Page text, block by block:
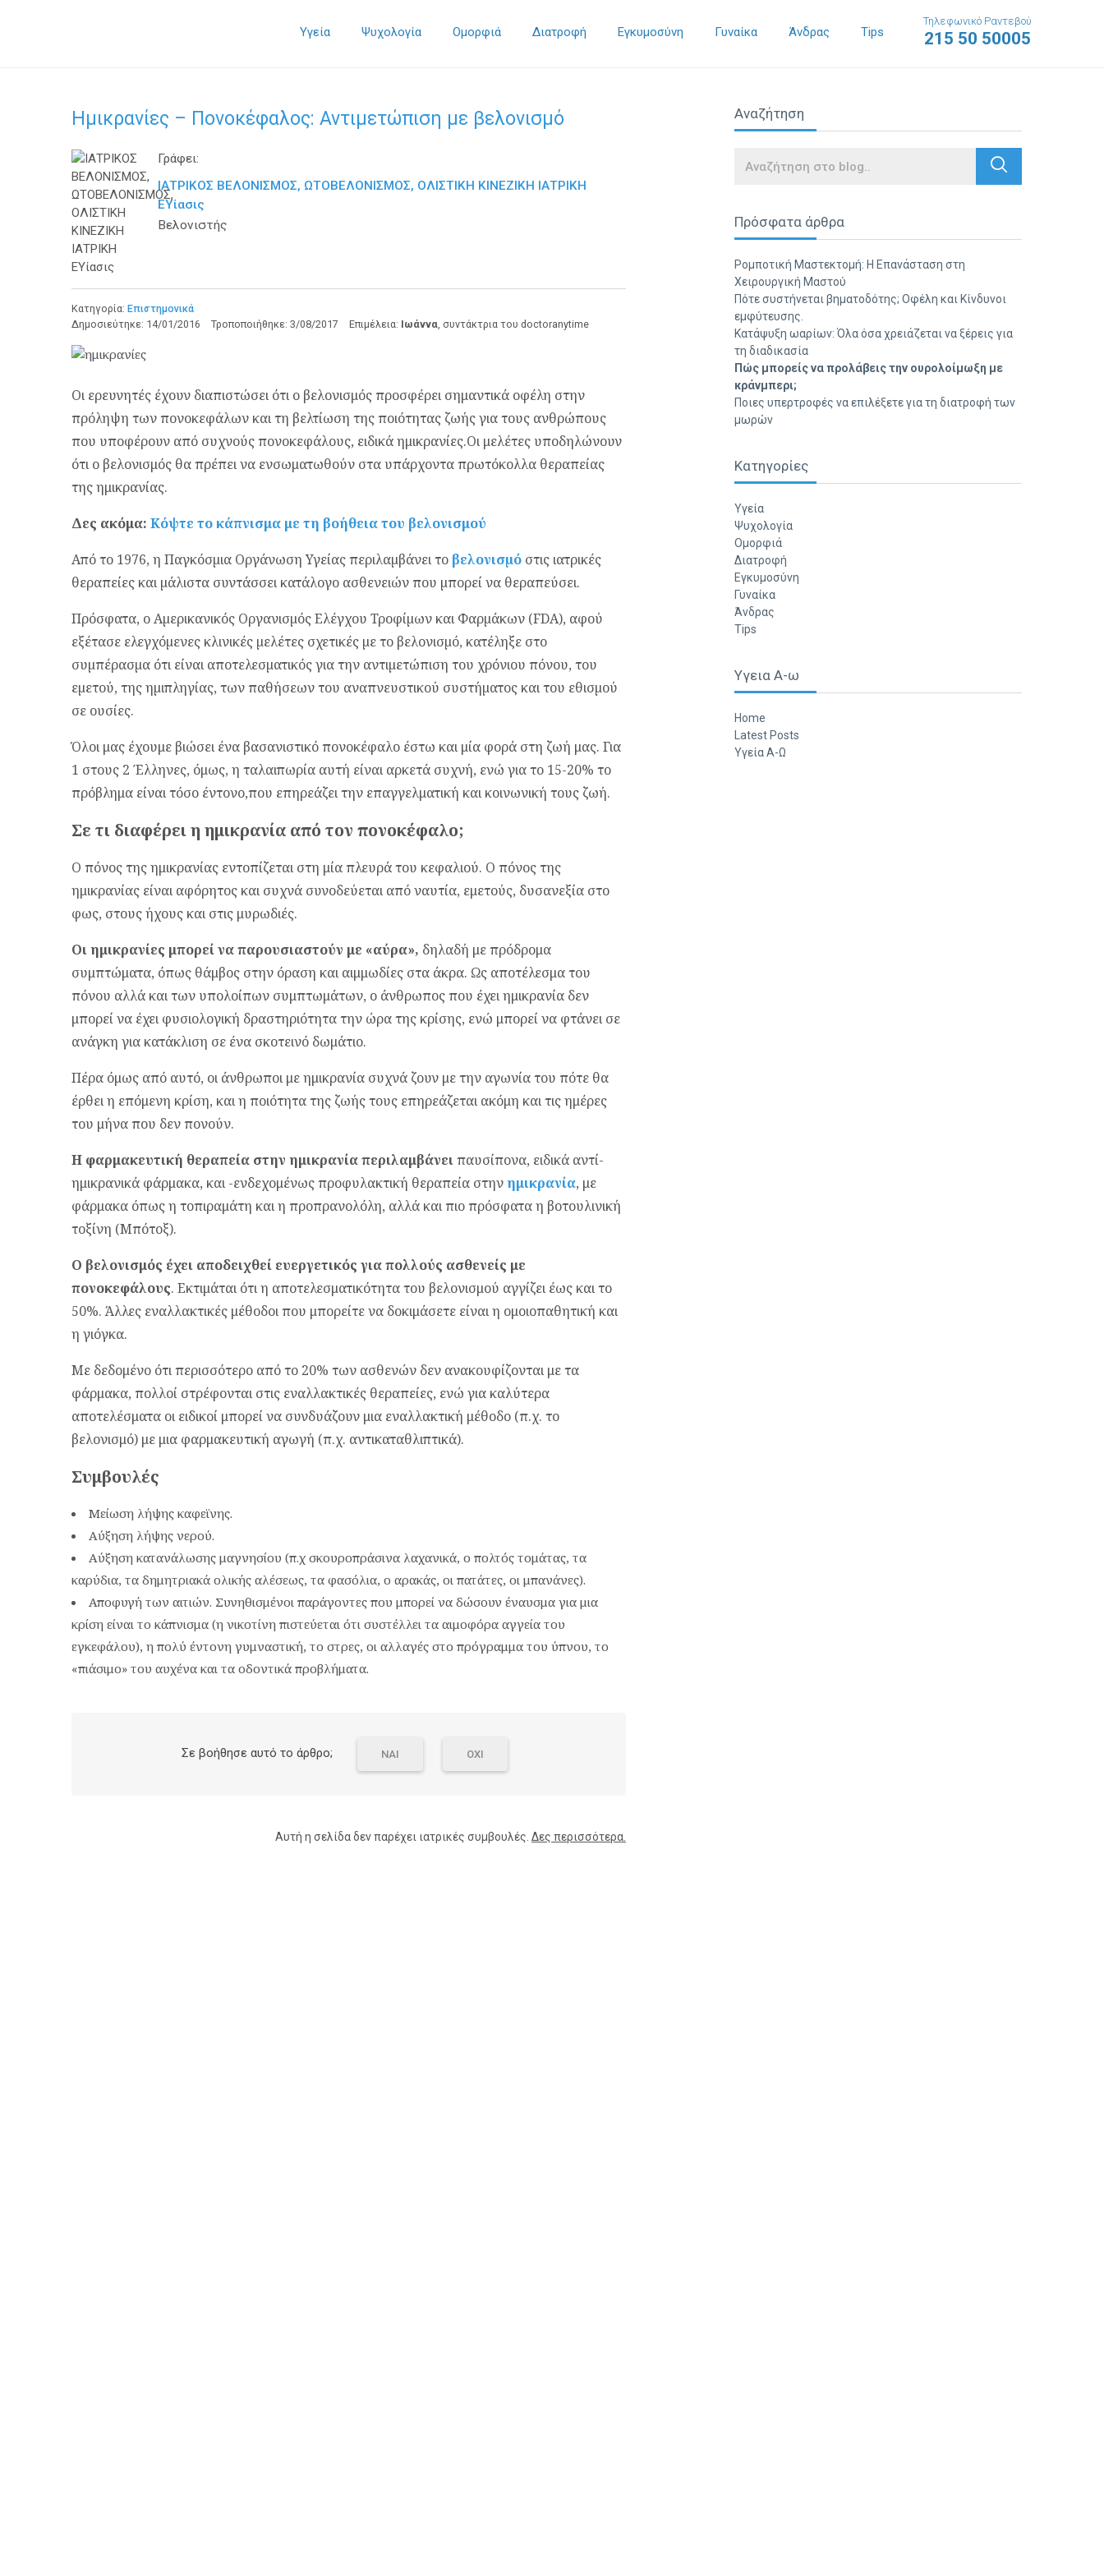
Υγεία Ψυχολογία Ομορφιά Διατροφή Εγκυμοσύνη Γυναίκα Άνδρας Tips
Τηλεφωνικό Ραντεβού
215 50 50005
Ημικρανίες – Πονοκέφαλος: Αντιμετώπιση με βελονισμό
Γράφει:
ΙΑΤΡΙΚΟΣ ΒΕΛΟΝΙΣΜΟΣ, ΩΤΟΒΕΛΟΝΙΣΜΟΣ, ΟΛΙΣΤΙΚΗ ΚΙΝΕΖΙΚΗ ΙΑΤΡΙΚΗ
ΕΥίασις
Βελονιστής
Κατηγορία: Επιστημονικά
Δημοσιεύτηκε: 14/01/2016 Τροποποιήθηκε: 3/08/2017 Επιμέλεια: Ιωάννα, συντάκτρια του doctoranytime
Οι ερευνητές έχουν διαπιστώσει ότι ο βελονισμός προσφέρει σημαντικά οφέλη στην
πρόληψη των πονοκεφάλων και τη βελτίωση της ποιότητας ζωής για τους ανθρώπους
που υποφέρουν από συχνούς πονοκεφάλους, ειδικά ημικρανίες.Οι μελέτες υποδηλώνουν
ότι ο βελονισμός θα πρέπει να ενσωματωθούν στα υπάρχοντα πρωτόκολλα θεραπείας
της ημικρανίας.
Δες ακόμα: Κόψτε το κάπνισμα με τη βοήθεια του βελονισμού
Από το 1976, η Παγκόσµια Οργάνωση Υγείας περιλαµβάνει το βελονισµό στις ιατρικές
θεραπείες και µάλιστα συντάσσει κατάλογο ασθενειών που µπορεί να θεραπεύσει.
Πρόσφατα, ο Αµερικανικός Οργανισµός Ελέγχου Τροφίµων και Φαρµάκων (FDA), αφού
εξέτασε ελεγχόµενες κλινικές µελέτες σχετικές µε το βελονισµό, κατέληξε στο
συµπέρασµα ότι είναι αποτελεσµατικός για την αντιµετώπιση του χρόνιου πόνου, του
εµετού, της ηµιπληγίας, των παθήσεων του αναπνευστικού συστήµατος και του εθισµού
σε ουσίες.
Όλοι μας έχουμε βιώσει ένα βασανιστικό πονοκέφαλο έστω και μία φορά στη ζωή μας. Για
1 στους 2 Έλληνες, όμως, η ταλαιπωρία αυτή είναι αρκετά συχνή, ενώ για το 15-20% το
πρόβλημα είναι τόσο έντονο,που επηρεάζει την επαγγελματική και κοινωνική τους ζωή.
Σε τι διαφέρει η ημικρανία από τον πονοκέφαλο;
Ο πόνος της ημικρανίας εντοπίζεται στη μία πλευρά του κεφαλιού. O πόνος της
ημικρανίας είναι αφόρητος και συχνά συνοδεύεται από ναυτία, εμετούς, δυσανεξία στο
φως, στους ήχους και στις μυρωδιές.
Oι ημικρανίες μπορεί να παρουσιαστούν με «αύρα», δηλαδή με πρόδρομα
συμπτώματα, όπως θάμβος στην όραση και αιμμωδίες στα άκρα. Ως αποτέλεσμα του
πόνου αλλά και των υπολοίπων συμπτωμάτων, ο άνθρωπος που έχει ημικρανία δεν
μπορεί να έχει φυσιολογική δραστηριότητα την ώρα της κρίσης, ενώ μπορεί να φτάνει σε
ανάγκη για κατάκλιση σε ένα σκοτεινό δωμάτιο.
Πέρα όμως από αυτό, οι άνθρωποι με ημικρανία συχνά ζουν με την αγωνία του πότε θα
έρθει η επόμενη κρίση, και η ποιότητα της ζωής τους επηρεάζεται ακόμη και τις ημέρες
του μήνα που δεν πονούν.
Η φαρμακευτική θεραπεία στην ημικρανία περιλαμβάνειπαυσίπονα, ειδικά αντί-
ημικρανικά φάρμακα, και -ενδεχομένως προφυλακτική θεραπεία στηνημικρανία, με
φάρμακα όπως η τοπιραμάτη και η προπρανολόλη, αλλά και πιο πρόσφατα η βοτουλινική
τοξίνη (Μπότοξ).
O βελονισμός έχει αποδειχθεί ευεργετικός για πολλούς ασθενείς με
πονοκεφάλους. Eκτιμάται ότι η αποτελεσματικότητα του βελονισμού αγγίζει έως και το
50%. Άλλες εναλλακτικές μέθοδοι που μπορείτε να δοκιμάσετε είναι η ομοιοπαθητική και
η γιόγκα.
Mε δεδομένο ότι περισσότερο από το 20% των ασθενών δεν ανακουφίζονται με τα
φάρμακα, πολλοί στρέφονται στις εναλλακτικές θεραπείες, ενώ για καλύτερα
αποτελέσματα οι ειδικοί μπορεί να συνδυάζουν μια εναλλακτική μέθοδο (π.χ. το
βελονισμό) με μια φαρμακευτική αγωγή (π.χ. αντικαταθλιπτικά).
Συμβουλές
Μείωση λήψης καφεϊνης.
Αύξηση λήψης νερού.
Αύξηση κατανάλωσης μαγνησίου (π.χ σκουροπράσινα λαχανικά, ο πολτός τομάτας, τα
καρύδια, τα δημητριακά ολικής αλέσεως, τα φασόλια, ο αρακάς, οι πατάτες, οι μπανάνες).
Αποφυγή των αιτιών. Συνηθισμένοι παράγοντες που μπορεί να δώσουν έναυσμα για μια
κρίση είναι το κάπνισμα (η νικοτίνη πιστεύεται ότι συστέλλει τα αιμοφόρα αγγεία του
εγκεφάλου), η πολύ έντονη γυμναστική, το στρες, οι αλλαγές στο πρόγραμμα του ύπνου, το
«πιάσιμο» του αυχένα και τα οδοντικά προβλήματα.
Σε βοήθησε αυτό το άρθρο; ΝΑΙ ΟΧΙ
Αυτή η σελίδα δεν παρέχει ιατρικές συμβουλές. Δες περισσότερα.
Αναζήτηση
Search
Πρόσφατα άρθρα
Ρομποτική Μαστεκτομή: Η Επανάσταση στη
Χειρουργική Μαστού
Πότε συστήνεται βηματοδότης; Οφέλη και Κίνδυνοι
εμφύτευσης.
Κατάψυξη ωαρίων: Όλα όσα χρειάζεται να ξέρεις για
τη διαδικασία
Πώς μπορείς να προλάβεις την ουρολοίμωξη με
κράνμπερι;
Ποιες υπερτροφές να επιλέξετε για τη διατροφή των
μωρών
Κατηγορίες
Υγεία
Ψυχολογία
Ομορφιά
Διατροφή
Εγκυμοσύνη
Γυναίκα
Άνδρας
Tips
Υγεια Α-ω
Home
Latest Posts
Υγεία Α-Ω